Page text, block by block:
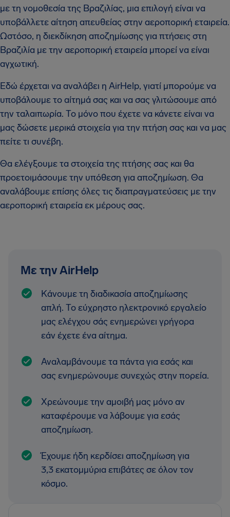
με τη νομοθεσία της Βραζιλίας, μια επιλογή είναι να
υποβάλλετε αίτηση απευθείας στην αεροπορική εταιρεία.
Ωστόσο, η διεκδίκηση αποζημίωσης για πτήσεις στη
Βραζιλία με την αεροπορική εταιρεία μπορεί να είναι
αγχωτική.
Εδώ έρχεται να αναλάβει η AirHelp, γιατί μπορούμε να
υποβάλουμε το αίτημά σας και να σας γλιτώσουμε από
την ταλαιπωρία. Το μόνο που έχετε να κάνετε είναι να
μας δώσετε μερικά στοιχεία για την πτήση σας και να μας
πείτε τι συνέβη.
Θα ελέγξουμε τα στοιχεία της πτήσης σας και θα
προετοιμάσουμε την υπόθεση για αποζημίωση. Θα
αναλάβουμε επίσης όλες τις διαπραγματεύσεις με την
αεροπορική εταιρεία εκ μέρους σας.
Με την AirHelp
Κάνουμε τη διαδικασία αποζημίωσης
απλή. Το εύχρηστο ηλεκτρονικό εργαλείο
μας ελέγχου σάς ενημερώνει γρήγορα
εάν έχετε ένα αίτημα.
Αναλαμβάνουμε τα πάντα για εσάς και
σας ενημερώνουμε συνεχώς στην πορεία.
Χρεώνουμε την αμοιβή μας μόνο αν
καταφέρουμε να λάβουμε για εσάς
αποζημίωση.
Έχουμε ήδη κερδίσει αποζημίωση για
3,3 εκατομμύρια επιβάτες σε όλον τον
κόσμο.